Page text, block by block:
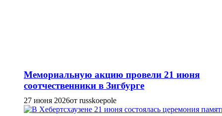
Мемориальную акцию провели 21 июня
соотчественники в Зигбурге
27 июня 2026от russkoepole